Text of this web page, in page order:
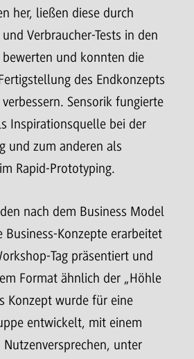
her, ließen diese durch
Verbraucher-Tests in den
bewerten und konnten die
des Endkonzepts
Sensorik fungierte
Inspirationsquelle bei der
und zum anderen als
Rapid-Prototyping.
nach dem Business Model
Business-Konzepte erarbeitet
Tag präsentiert und
Format ähnlich der „Höhle
Konzept wurde für eine
entwickelt, mit einem
unter